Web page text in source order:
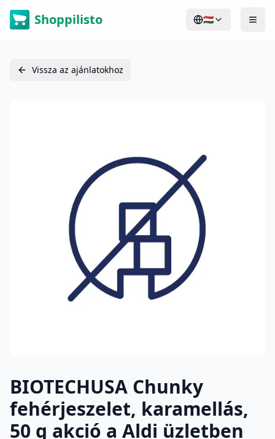
Shoppilisto 🇭🇺
Vissza az ajánlatokhoz
BIOTECHUSA Chunky
fehérjeszelet, karamellás,
50 g akció a Aldi üzletben